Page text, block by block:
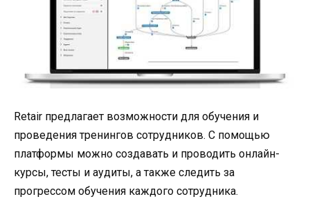
Retair предлагает возможности для обучения и
проведения тренингов сотрудников. С помощью
платформы можно создавать и проводить онлайн-
курсы, тесты и аудиты, а также следить за
прогрессом обучения каждого сотрудника.